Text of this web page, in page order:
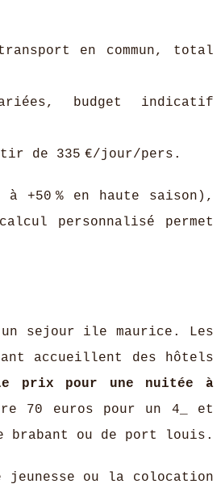
en commun, total
budget indicatif
de 335 €/jour/pers.
+50 % en haute saison),
personnalisé permet
sejour ile maurice. Les
accueillent des hôtels
prix pour une nuitée à
70 euros pour un 4_ et
brabant ou de port louis.
jeunesse ou la colocation